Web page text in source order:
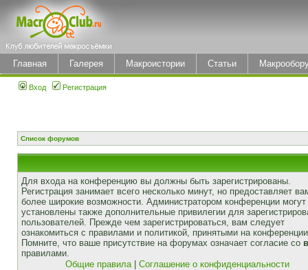
Главная Галерея Макроистории Статьи
Вход Регистрация
Список форумов
Для входа на конференцию вы должны быть зарегистрированы.
Регистрация занимает всего несколько минут, но предоставляет
более широкие возможности. Администратором конференции
установлены также дополнительные привилегии для
пользователей. Прежде чем зарегистрироваться, вам следует
ознакомиться с правилами и политикой, принятыми на
Помните, что ваше присутствие на форумах означает согласие со
правилами.
Общие правила| Соглашение о конфиденциальности